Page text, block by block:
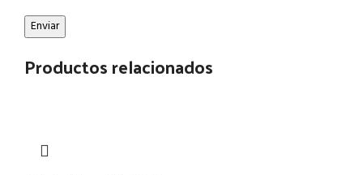
Productos relacionados